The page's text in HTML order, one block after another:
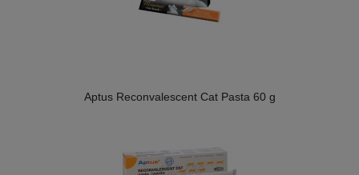
Aptus Reconvalescent Cat Pasta 60 g